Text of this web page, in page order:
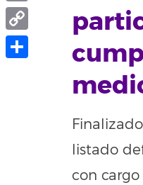
listado
con
Email
Copy